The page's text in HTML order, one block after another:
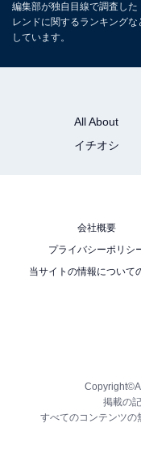
編集部が独自目線で調査し
レンドに関するランキング
しています。
All About
イチオシ
会社概要
プライバシーポリシ
当サイトの情報について
掲載の
すべてのコンテンツの